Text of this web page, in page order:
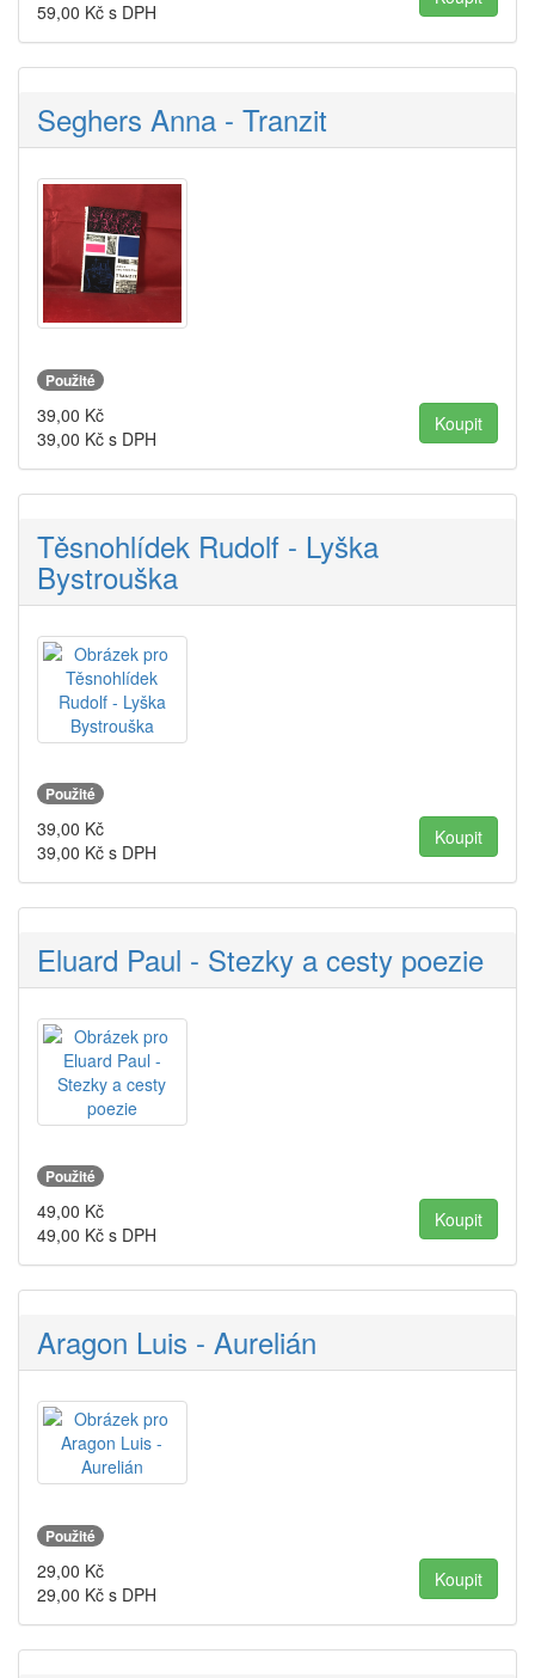
59,00 Kč s DPH
Seghers Anna - Tranzit
Použité
39,00 Kč
39,00 Kč s DPH
Těsnohlídek Rudolf - Lyška
Bystrouška
Použité
39,00 Kč
39,00 Kč s DPH
Eluard Paul - Stezky a cesty poezie
Použité
49,00 Kč
49,00 Kč s DPH
Aragon Luis - Aurelián
Použité
29,00 Kč
29,00 Kč s DPH